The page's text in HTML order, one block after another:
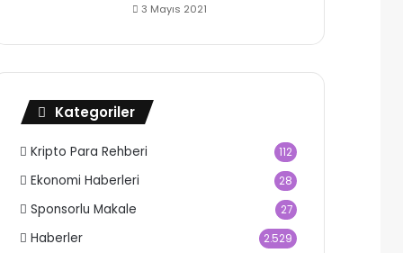
3 Mayıs 2021
Kategoriler
Kripto Para Rehberi 112
Ekonomi Haberleri 28
Sponsorlu Makale 27
Haberler 2.529